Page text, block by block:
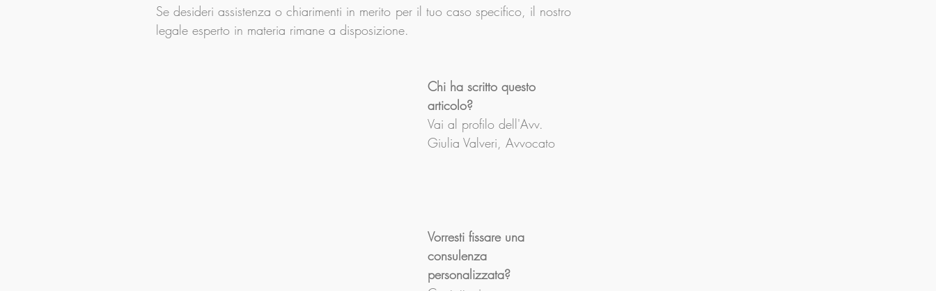
Se desideri assistenza o chiarimenti in merito per il tuo caso specifico, il nostro
legale esperto in materia rimane a disposizione.
Chi ha scritto questo
articolo?
Vai al profilo dell'Avv.
Giulia Valveri, Avvocato
Vorresti fissare una
consulenza
personalizzata?